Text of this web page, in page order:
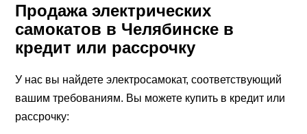
Продажа электрических
самокатов в Челябинске в
кредит или рассрочку
У нас вы найдете электросамокат, соответствующий
вашим требованиям. Вы можете купить в кредит или
рассрочку: